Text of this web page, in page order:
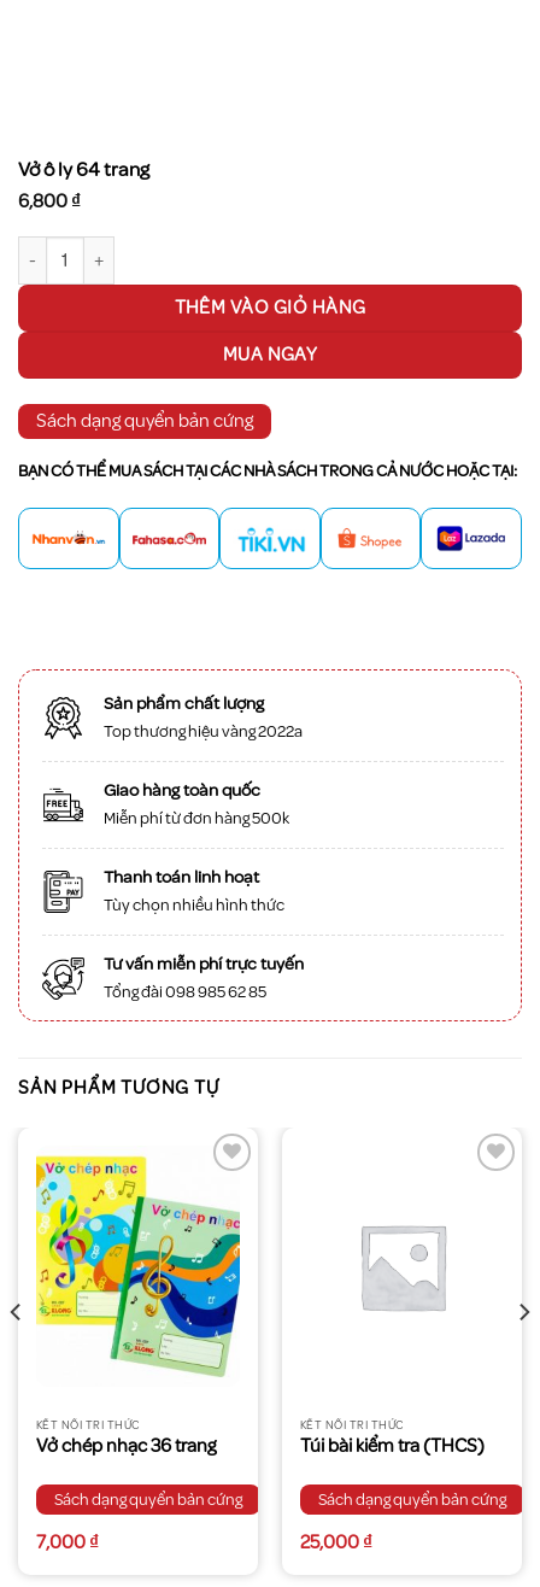
Vở ô ly 64 trang
6,800₫
Vở ô ly 64 trang số lượng
THÊM VÀO GIỎ HÀNG
MUA NGAY
Sách dạng quyển bản cứng
BẠN CÓ THỂ MUA SÁCH TẠI CÁC NHÀ SÁCH TRONG CẢ NƯỚC HOẶC TẠI:
Sản phẩm chất lượng
Top thương hiệu vàng 2022a
Giao hàng toàn quốc
Miễn phí từ đơn hàng 500k
Thanh toán linh hoạt
Tùy chọn nhiều hình thức
Tư vấn miễn phí trực tuyến
Tổng đài 098 985 62 85
SẢN PHẨM TƯƠNG TỰ
KẾT NỐI TRI THỨC
Vở chép nhạc 36 trang
Sách dạng quyển bản cứng
7,000₫
KẾT NỐI TRI THỨC
Túi bài kiểm tra (THCS)
Sách dạng quyển bản cứng
25,000₫